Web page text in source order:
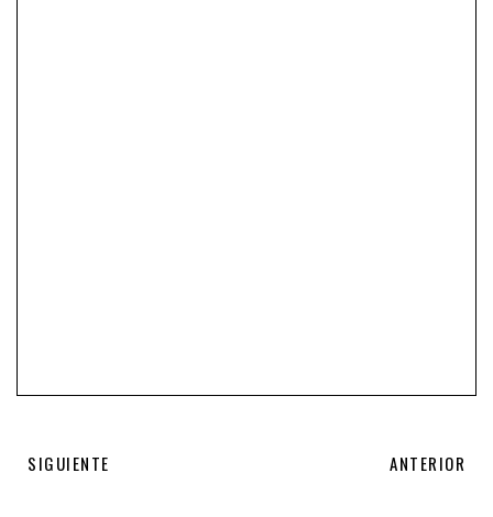
SIGUIENTE ANTERIOR